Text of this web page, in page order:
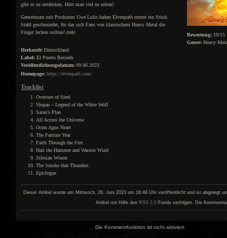
gibt es zu entdecken. Hört man viel zu selten!
Gemeinsam mit Produzent Uwe Lulis haben Elvenpath erneut ein Stück
Stahl geschmiedet, für das sich Fans von klassischem Heavy Metal die
Finger lecken sollten! (mk) Bewertung:10/15
Genre:Heavy
Herkunft: Deutschland
Label: El Puerto Records
Veröffentlichungsdatum: 09.06.2023
Homepage: https://elvenpath.com/
Tracklist
Overture of Steel
Shajan – Legend of the White Wolf
Satan’s Plan
All Across the Universe
Ocras Agus Neart
The Famine Year
Faith Through the Fire
Hail the Hammer and Warrior Wind
Silesian Winter
The Smoke that Thunders
Epiclogue
Dieser Artikel wurde am Mittwoch, 28. Juni 2023 um 16:48 Uhr veröffentlicht und ist abgelegt
Artikel mit Hilfe des RSS 2.0 Feeds verfolgen. Die
Die Kommentfunktion ist nicht aktiviert.